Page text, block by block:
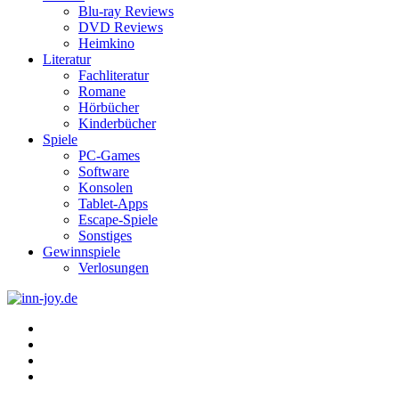
Blu-ray Reviews
DVD Reviews
Heimkino
Literatur
Fachliteratur
Romane
Hörbücher
Kinderbücher
Spiele
PC-Games
Software
Konsolen
Tablet-Apps
Escape-Spiele
Sonstiges
Gewinnspiele
Verlosungen